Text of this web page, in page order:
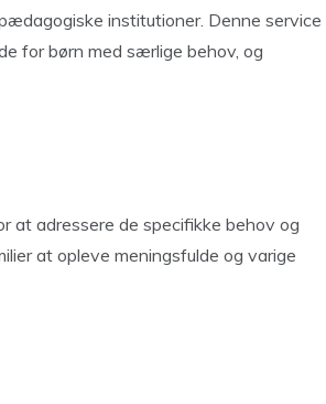
institutioner. Denne service
for børn med særlige behov, og
at adressere de specifikke behov og
at opleve meningsfulde og varige